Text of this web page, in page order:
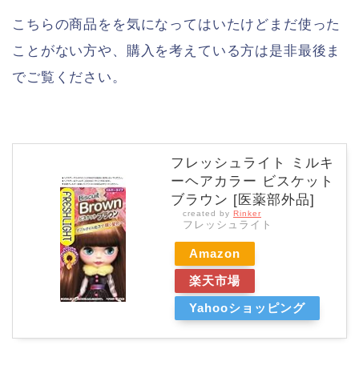
こちらの商品をを気になってはいたけどまだ使った
ことがない方や、購入を考えている方は是非最後ま
でご覧ください。
フレッシュライト ミルキ
ーヘアカラー ビスケット
ブラウン [医薬部外品]
created by Rinker
フレッシュライト
Amazon
楽天市場
Yahooショッピング